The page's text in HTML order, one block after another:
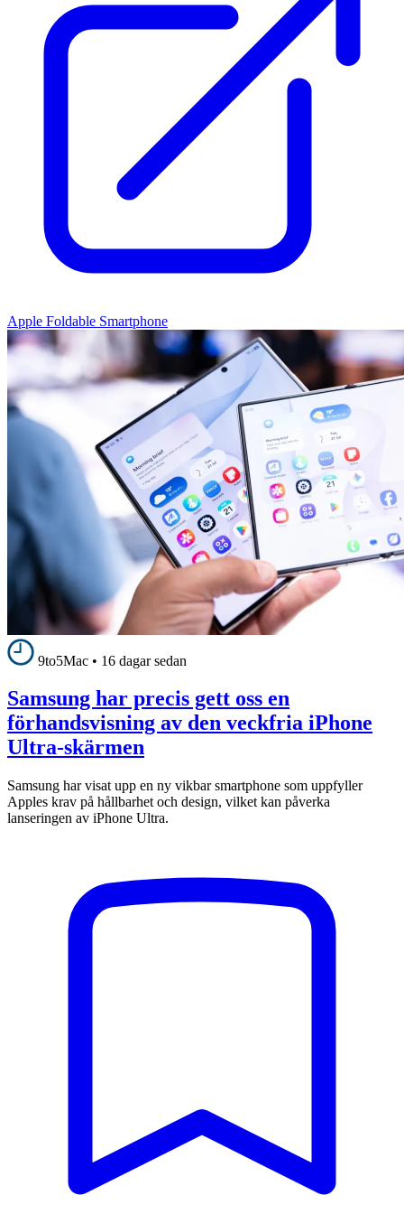
Apple Foldable Smartphone
9to5Mac • 16 dagar sedan
Samsung har precis gett oss en
förhandsvisning av den veckfria iPhone
Ultra-skärmen
Samsung har visat upp en ny vikbar smartphone som uppfyller
Apples krav på hållbarhet och design, vilket kan påverka
lanseringen av iPhone Ultra.